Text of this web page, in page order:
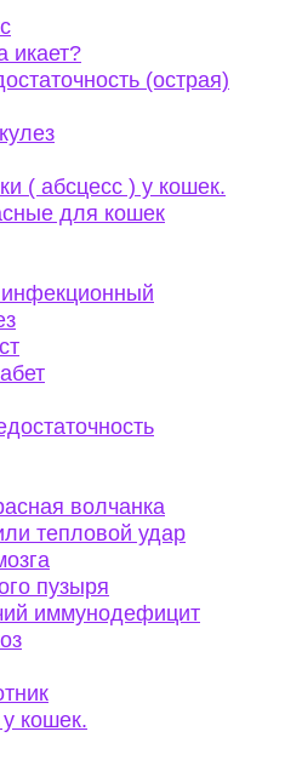
икает?
(острая)
( абсцесс ) у кошек.
для кошек
волчанка
тепловой удар
пузыря
иммунодефицит
кошек.